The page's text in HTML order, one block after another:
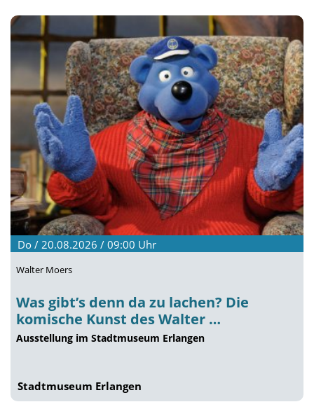
Do / 20.08.2026 / 09:00 Uhr
Walter Moers
Was gibt’s denn da zu lachen? Die
komische Kunst des Walter …
Ausstellung im Stadtmuseum Erlangen
Stadtmuseum Erlangen